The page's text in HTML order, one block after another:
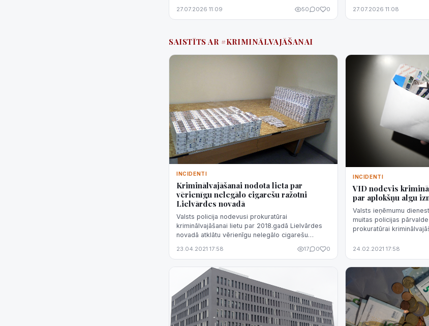
27.07.2026 11:09 50 0 0 27.07.2026 11:08
SAISTĪTS AR #KRIMINĀLVAJĀŠANAI
INCIDENTI
Kriminālvajāšanai nodota lieta par
vērienīgu nelegālo cigarešu ražotni
Lielvārdes novadā
Valsts policija nodevusi prokuratūrai
kriminālvajāšanai lietu par 2018.gadā Lielvārdes
novadā atklātu vērienīgu nelegālo cigarešu
23.04.2021 17:58 17 0 0
INCIDENTI
VID nodevis
par aplokšņu algu
Valsts ieņēmumu
muitas policijas
prokuratūrai
grāmatvedības uzsk...
24.02.2021 17:58